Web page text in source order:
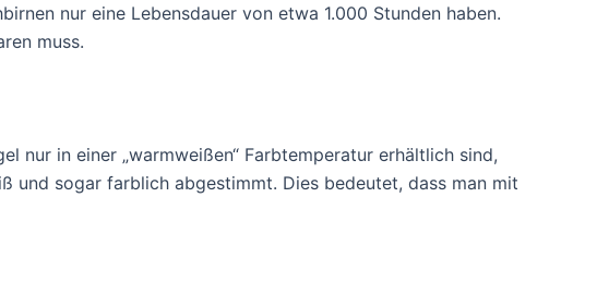
nur eine Lebensdauer von etwa 1.000 Stunden haben.
muss.
nur in einer „warmweißen“ Farbtemperatur erhältlich sind,
und sogar farblich abgestimmt. Dies bedeutet, dass man mit